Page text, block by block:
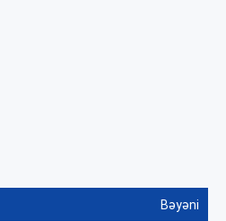
Bəyəni